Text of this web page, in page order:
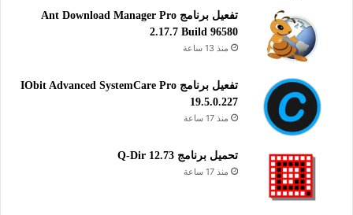
تفعيل برنامج Ant Download Manager Pro
2.17.7 Build 96580
منذ 13 ساعة
تفعيل برنامج IObit Advanced SystemCare Pro
19.5.0.227
منذ 17 ساعة
تحميل برنامج Q-Dir 12.73
منذ 17 ساعة